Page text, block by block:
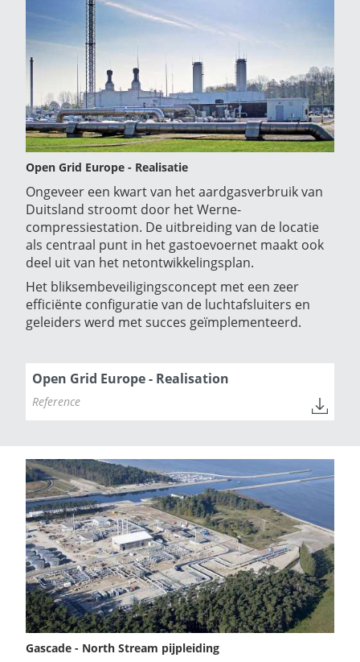
Open Grid Europe - Realisatie
Ongeveer een kwart van het aardgasverbruik van
Duitsland stroomt door het Werne-
compressiestation. De uitbreiding van de locatie
als centraal punt in het gastoevoernet maakt ook
deel uit van het netontwikkelingsplan.
Het bliksembeveiligingsconcept met een zeer
efficiënte configuratie van de luchtafsluiters en
geleiders werd met succes geïmplementeerd.
Open Grid Europe - Realisation
Reference
Gascade - North Stream pijpleiding